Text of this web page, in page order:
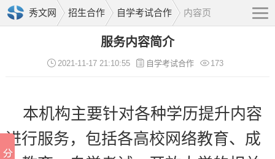
秀文网 招生合作 自学考试合作 内容页
服务内容简介
2021-11-17 21:10:55 自学考试合作 173
本机构主要针对各种学历提升内容
进行服务，包括各高校网络教育、成